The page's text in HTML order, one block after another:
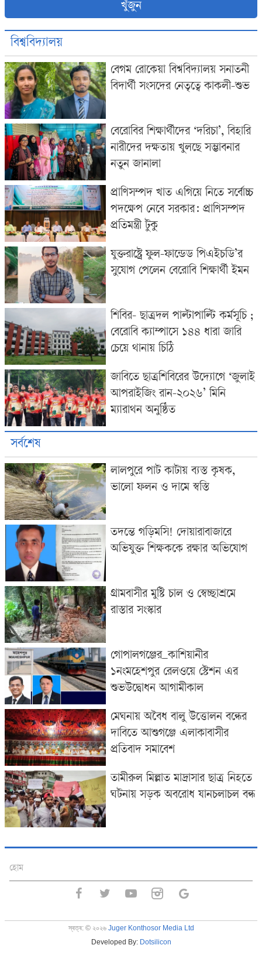
খুঁজুন
বিশ্ববিদ্যালয়
বেগম রোকেয়া বিশ্ববিদ্যালয় সনাতনী
বিদার্থী সংসদের নেতৃত্বে কাকলী-শুভ
বেরোবির শিক্ষার্থীদের ‘দরিচা’, বিহারি
নারীদের দক্ষতায় খুলছে সম্ভাবনার
নতুন জানালা
প্রাণিসম্পদ খাত এগিয়ে নিতে সর্বোচ্চ
পদক্ষেপ নেবে সরকার: প্রাণিসম্পদ
প্রতিমন্ত্রী টুকু
যুক্তরাষ্ট্রে ফুল-ফান্ডেড পিএইচডি’র
সুযোগ পেলেন বেরোবি শিক্ষার্থী ইমন
শিবির- ছাত্রদল পাল্টাপাল্টি কর্মসূচি ;
বেরোবি ক্যাম্পাসে ১৪৪ ধারা জারি
চেয়ে থানায় চিঠি
জাবিতে ছাত্রশিবিরের উদ্যোগে ‘জুলাই
আপরাইজিং রান-২০২৬’ মিনি
ম্যারাথন অনুষ্ঠিত
সর্বশেষ
লালপুরে পাট কাটায় ব্যস্ত কৃষক,
ভালো ফলন ও দামে স্বস্তি
তদন্তে গড়িমসি! দোয়ারাবাজারে
অভিযুক্ত শিক্ষককে রক্ষার অভিযোগ
গ্রামবাসীর মুষ্টি চাল ও স্বেচ্ছাশ্রমে
রাস্তার সংস্কার
গোপালগঞ্জের_কাশিয়ানীর
১নংমহেশপুর রেলওয়ে স্টেশন এর
শুভউদ্বোধন আগামীকাল
মেঘনায় অবৈধ বালু উত্তোলন বন্ধের
দাবিতে আশুগঞ্জে এলাকাবাসীর
প্রতিবাদ সমাবেশ
তামীরুল মিল্লাত মাদ্রাসার ছাত্র নিহতে
ঘটনায় সড়ক অবরোধ যানচলাচল বন্ধ
হোম
স্বত্ব: ©২০২৬ Juger Konthosor Media Ltd
Developed By: Dotsilicon